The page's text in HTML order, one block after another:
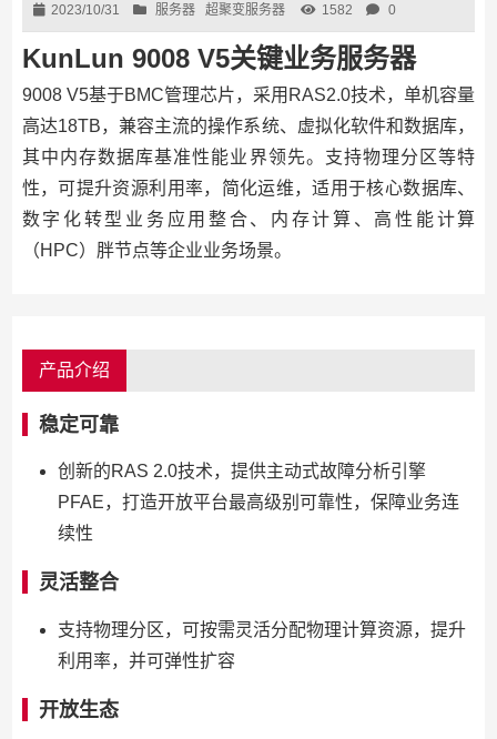
2023/10/31 服务器 超聚变服务器 1582 0
KunLun 9008 V5关键业务服务器
9008 V5基于BMC管理芯片，采用RAS2.0技术，单机容量
高达18TB，兼容主流的操作系统、虚拟化软件和数据库，
其中内存数据库基准性能业界领先。支持物理分区等特
性，可提升资源利用率，简化运维，适用于核心数据库、
数字化转型业务应用整合、内存计算、高性能计算
（HPC）胖节点等企业业务场景。
产品介绍
稳定可靠
创新的RAS 2.0技术，提供主动式故障分析引擎
PFAE，打造开放平台最高级别可靠性，保障业务连
续性
灵活整合
支持物理分区，可按需灵活分配物理计算资源，提升
利用率，并可弹性扩容
开放生态